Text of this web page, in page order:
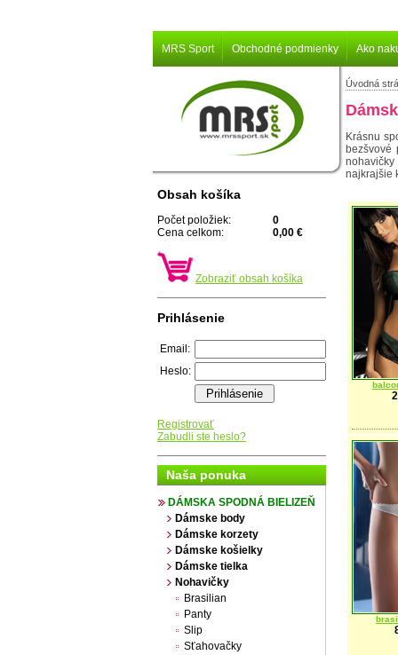
MRS Sport Obchodné podmienky Ako
Obsah košíka
Počet položiek:
0
Cena celkom:
0,00 €
Zobraziť obsah košíka
Prihlásenie
Email:
Heslo:
Registrovať
Zabudli ste heslo?
Naša ponuka
DÁMSKA SPODNÁ BIELIZEŇ
Dámske body
Dámske korzety
Dámske košielky
Dámske tielka
Nohavičky
Brasilian
Panty
Slip
Sťahovačky
Úvodná
Krásnu
bezšvové
najkrajšie